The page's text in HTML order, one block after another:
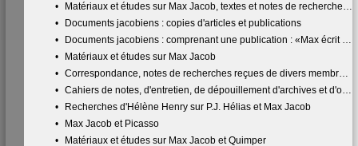
•
Matériaux et études sur Max Jacob, textes et notes de recherches sur Max Jacob : dossier Annexe n°IV
•
Documents jacobiens : copies d'articles et publications
•
Documents jacobiens : comprenant une publication : «Max écrit à Marcel Métivier. Lettres 1938-1944» photocopies p. 241-304, texte établi par Anne Kimball et Patricia Sustrac; autre exemplaire du texte Max Jacob Marcel Métivier - correspondance - 1938-1944. Introduction par Hélène Henry, texte établi et présenté par Anne Kimball et Patricia Sustrac (sd)
•
Matériaux et études sur Max Jacob
•
Correspondance, notes de recherches reçues de divers membres des « Amis de Max Jacob », de chercheurs et de personnalités des Arts et des Lettres
•
Cahiers de notes, d'entretien, de dépouillement d'archives et d'ouvrage relatifs à Max Jacob (vers 1990-2000) : 8 cahiers
•
Recherches d'Hélène Henry sur P.J. Hélias et Max Jacob
•
Max Jacob et Picasso
•
Matériaux et études sur Max Jacob et Quimper